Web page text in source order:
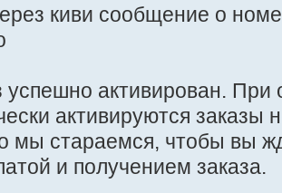
киви сообщение о
успешно активирован. При
активируются заказы
мы стараемся, чтобы вы
и получением заказа.